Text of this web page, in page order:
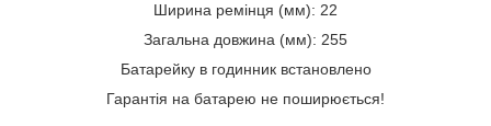
Ширина ремінця (мм): 22
Загальна довжина (мм): 255
Батарейку в годинник встановлено
Гарантія на батарею не поширюється!